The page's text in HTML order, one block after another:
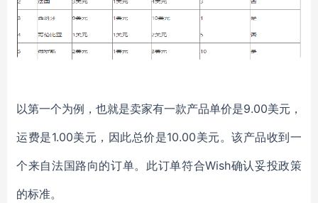
以第一个为例，也就是卖家有一款产品单价是9.00美元，
运费是1.00美元，因此总价是10.00美元。该产品收到一
个来自法国路向的订单。此订单符合Wish确认妥投政策
的标准。